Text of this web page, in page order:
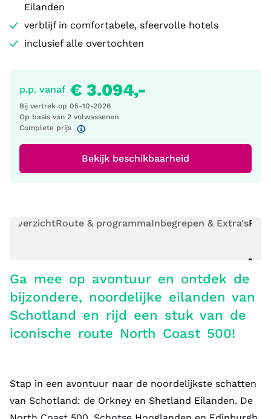
Eilanden
verblijf in comfortabele, sfeervolle hotels
inclusief alle overtochten
p.p. vanaf € 3.094,-
Bij vertrek op 05-10-2026
Op basis van 2 volwassenen
Complete prijs
Bekijk beschikbaarheid
OverzichtRoute & programmaInbegrepen & Extra's
Ga mee op avontuur en ontdek de
bijzondere, noordelijke eilanden van
Schotland en rijd een stuk van de
iconische route North Coast 500!
Stap in een avontuur naar de noordelijkste schatten
van Schotland: de Orkney en Shetland Eilanden. De